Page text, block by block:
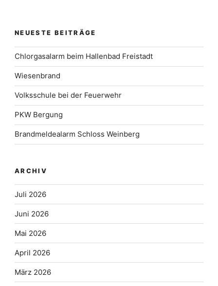
NEUESTE BEITRÄGE
Chlorgasalarm beim Hallenbad Freistadt
Wiesenbrand
Volksschule bei der Feuerwehr
PKW Bergung
Brandmeldealarm Schloss Weinberg
ARCHIV
Juli 2026
Juni 2026
Mai 2026
April 2026
März 2026